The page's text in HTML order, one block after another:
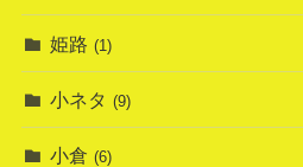
姫路 (1)
小ネタ (9)
小倉 (6)